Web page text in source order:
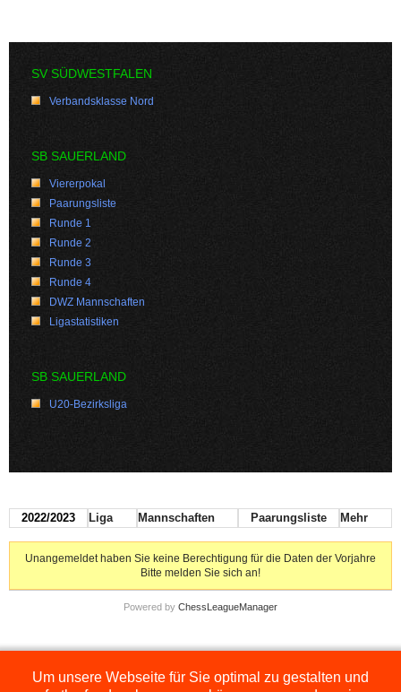
SV SÜDWESTFALEN
Verbandsklasse Nord
SB SAUERLAND
Viererpokal
Paarungsliste
Runde 1
Runde 2
Runde 3
Runde 4
DWZ Mannschaften
Ligastatistiken
SB SAUERLAND
U20-Bezirksliga
2022/2023 Liga Mannschaften Paarungsliste Mehr
Unangemeldet haben Sie keine Berechtigung für die Daten der Vorjahre
Bitte melden Sie sich an!
Powered by ChessLeagueManager
Die hier dargestellten Ligen werden extern angezeigt und befinden sich im
Um unsere Webseite für Sie optimal zu gestalten und